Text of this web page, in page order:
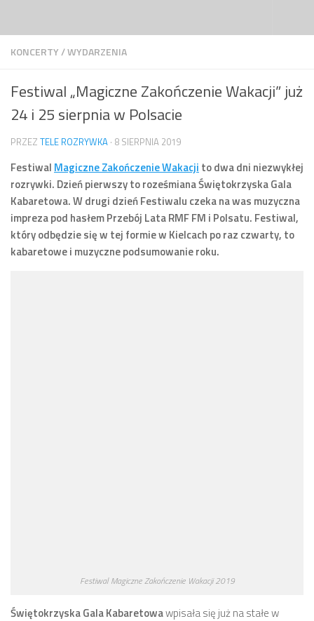
KONCERTY/WYDARZENIA
Festiwal „Magiczne Zakończenie Wakacji” już
24 i 25 sierpnia w Polsacie
PRZEZ TELE ROZRYWKA · 8 SIERPNIA 2019
Festiwal Magiczne Zakończenie Wakacji to dwa dni niezwykłej
rozrywki. Dzień pierwszy to roześmiana Świętokrzyska Gala
Kabaretowa. W drugi dzień Festiwalu czeka na was muzyczna
impreza pod hasłem Przebój Lata RMF FM i Polsatu. Festiwal,
który odbędzie się w tej formie w Kielcach po raz czwarty, to
kabaretowe i muzyczne podsumowanie roku.
Festiwal Magiczne Zakończenie Wakacji 2019
Świętokrzyska Gala Kabaretowawpisała się już na stałe w